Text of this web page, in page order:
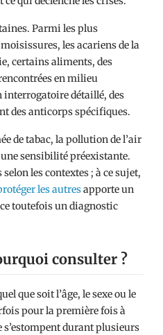
Parmi les plus
les acariens de la
certains aliments, des
en milieu
interrogatoire détaillé, des
des anticorps spécifiques.
de tabac, la pollution de l’air
sensibilité préexistante.
les contextes ; à ce sujet,
les autresapporte un
toutefois un diagnostic
consulter ?
que soit l’âge, le sexe ou le
pour la première fois à
s’estompent durant plusieurs